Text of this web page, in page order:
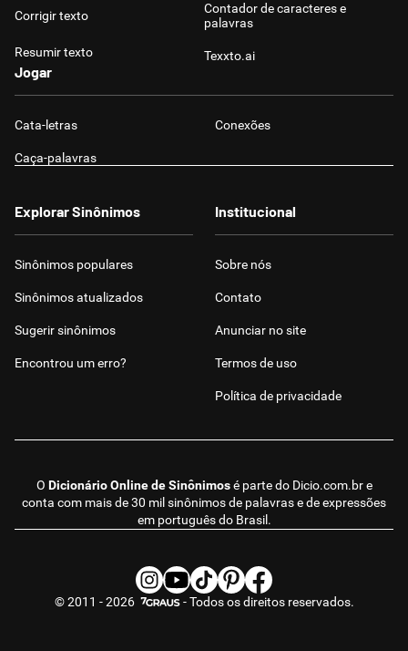
Corrigir texto
Resumir texto
Contador de caracteres e
palavras
Texxto.ai
Jogar
Cata-letras Conexões
Caça-palavras
O Dicionário Online de Sinônimosé parte do Dicio.com.bre
conta com mais de 30 mil sinônimos de palavras e de expressões
em português do Brasil.
Explorar Sinônimos
Sinônimos populares
Sinônimos atualizados
Sugerir sinônimos
Encontrou um erro?
Institucional
Sobre nós
Contato
Anunciar no site
Termos de uso
Política de privacidade
© 2011 - 2026 - Todos os direitos reservados.